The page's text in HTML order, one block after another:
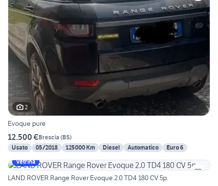
2
Evoque pure
12.500 €Brescia (BS)
Usato
05/2018 125000 Km Diesel Automatico
Euro 6
Vetrina
LAND ROVER Range Rover Evoque 2.0 TD4 180 CV 5p.